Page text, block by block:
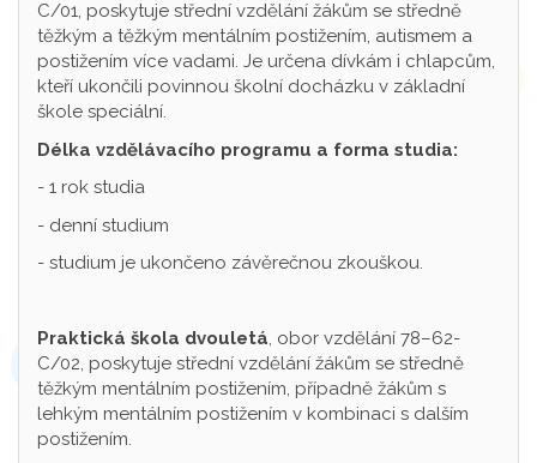
C/01, poskytuje střední vzdělání žákům se středně
těžkým a těžkým mentálním postižením, autismem a
postižením více vadami. Je určena dívkám i chlapcům,
kteří ukončili povinnou školní docházku v základní
škole speciální.
Délka vzdělávacího programu a forma studia:
- 1 rok studia
- denní studium
- studium je ukončeno závěrečnou zkouškou.
Praktická škola dvouletá, obor vzdělání 78–62-
C/02, poskytuje střední vzdělání žákům se středně
těžkým mentálním postižením, případně žákům s
lehkým mentálním postižením v kombinaci s dalším
postižením.